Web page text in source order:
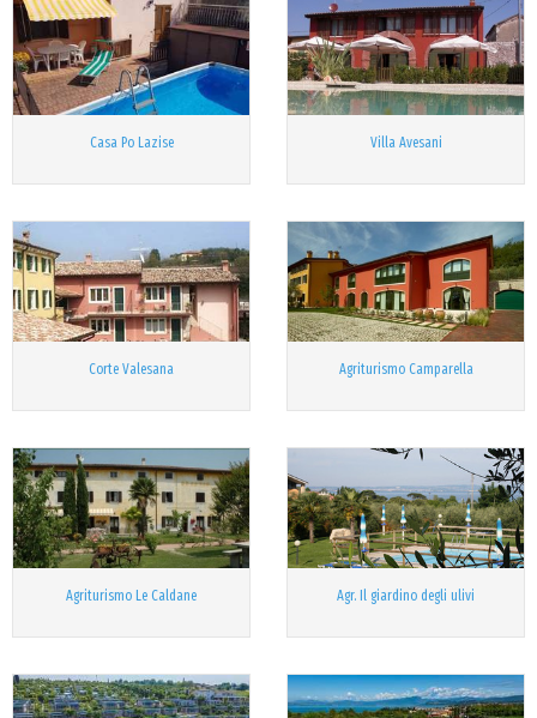
Casa Po Lazise Villa Avesani
Corte Valesana Agriturismo Camparella
Agriturismo Le Caldane Agr. Il giardino degli ulivi